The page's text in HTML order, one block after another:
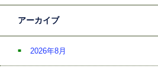
アーカイブ
2026年8月